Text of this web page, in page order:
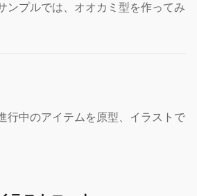
プルでは、オオカミ型を作ってみ
行中のアイテムを原型、イラストで